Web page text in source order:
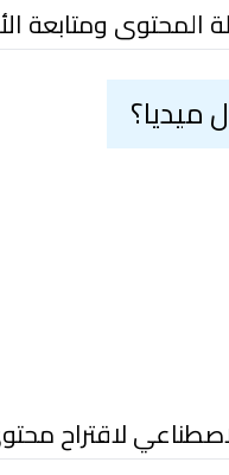
ومتابعة
ميديا؟
لاقتراح